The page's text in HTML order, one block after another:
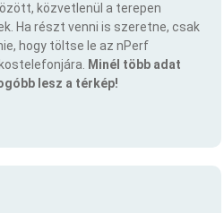
közvetlenül a terepen
Ha részt venni is szeretne, csak
hogy töltse le az nPerf
Minél több adat
lesz a térkép!